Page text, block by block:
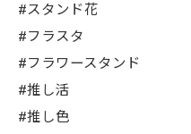
#スタンド花
#フラスタ
#フラワースタンド
#推し活
#推し色